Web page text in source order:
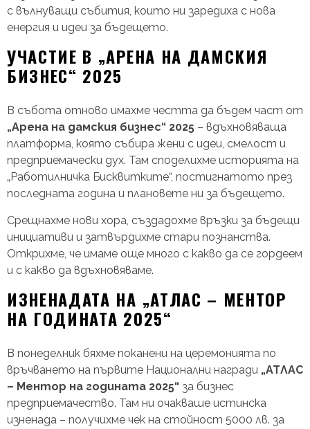
с вълнуващи събития, които ни заредиха с нова
енергия и идеи за бъдещето.
УЧАСТИЕ В „АРЕНА НА ДАМСКИЯ
БИЗНЕС“ 2025
В събота отново имахме честта да бъдем част от
„Арена на дамския бизнес“ 2025 – вдъхновяваща
платформа, която събира жени с идеи, смелост и
предприемачески дух. Там споделихме историята на
„Работилничка Бисквитките“, постигнатото през
последната година и плановете ни за бъдещето.
Срещнахме нови хора, създадохме връзки за бъдещи
инициативи и затвърдихме стари познанства.
Открихме, че имаме още много с какво да се гордеем
и с какво да вдъхновяваме.
ИЗНЕНАДАТА НА „АТЛАС – МЕНТОР
НА ГОДИНАТА 2025“
В понеделник бяхме поканени на церемонията по
връчването на първите Национални награди „АТЛАС
– Ментор на годината 2025“ за бизнес
предприемачество. Там ни очакваше истинска
изненада – получихме чек на стойност 5000 лв. за